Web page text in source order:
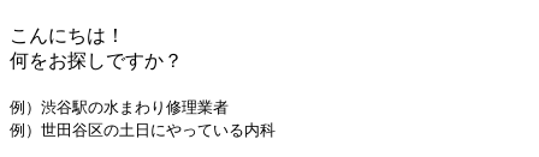
こんにちは！
何をお探しですか？
例）渋谷駅の水まわり修理業者
例）世田谷区の土日にやっている内科